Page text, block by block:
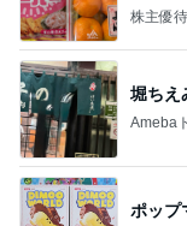
株主優
堀ちえ
Ameba
ポップ